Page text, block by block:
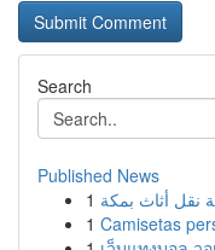
Search
Published News
1 نقل أثاث بمكة
1 Camisetas